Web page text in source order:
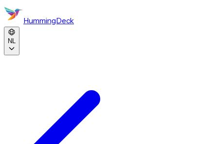
HummingDeck
NL